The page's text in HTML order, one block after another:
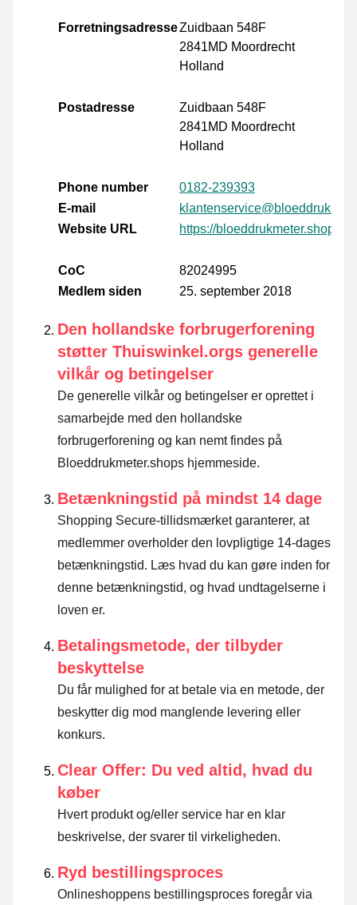
ForretningsadresseZuidbaan 548F
2841MD Moordrecht
Holland
Postadresse
Zuidbaan 548F
2841MD Moordrecht
Holland
Phone number
0182-239393
E-mail
Website URL
https://bloeddrukmeter.shop
CoC
82024995
Medlem siden
25. september 2018
Den hollandske forbrugerforening
støtter Thuiswinkel.orgs generelle
vilkår og betingelser
De generelle vilkår og betingelser er oprettet i
samarbejde med den hollandske
forbrugerforening og kan nemt findes på
Bloeddrukmeter.shops hjemmeside.
Betænkningstid på mindst 14 dage
Shopping Secure-tillidsmærket garanterer, at
medlemmer overholder den lovpligtige 14-dages
betænkningstid. Læs hvad du kan gøre inden for
denne betænkningstid, og hvad undtagelserne i
loven er.
Betalingsmetode, der tilbyder
beskyttelse
Du får mulighed for at betale via en metode, der
beskytter dig mod manglende levering eller
konkurs.
Clear Offer: Du ved altid, hvad du
køber
Hvert produkt og/eller service har en klar
beskrivelse, der svarer til virkeligheden.
Ryd bestillingsproces
Onlineshoppens bestillingsproces foregår via